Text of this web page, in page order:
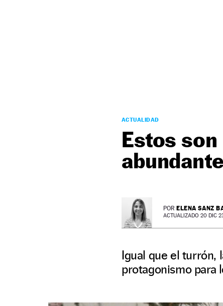
ACTUALIDAD
Estos
POR ELENA SANZ
ACTUALIZADO 20 DIC
Igual que el turrón,
protagonismo para